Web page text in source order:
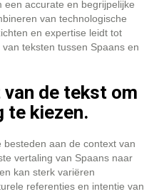
​​accurate en begrijpelijke
van technologische
en expertise leidt tot
teksten tussen Spaans en
de tekst om
te kiezen.
aan de context van
vertaling van Spaans naar
kan sterk variëren
referenties en intentie van